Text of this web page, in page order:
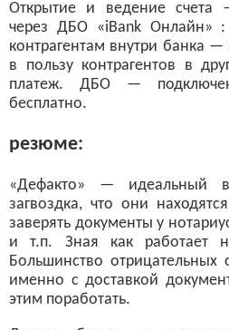
Открытие и ведение счета
через ДБО «iBank Онлайн»
контрагентам внутри банка
в пользу контрагентов в
платеж. ДБО —
бесплатно.
резюме:
«Дефакто» — идеальный
загвоздка, что они
заверять документы у
и т.п. Зная как работает
Большинство отрицательных
именно с доставкой
этим поработать.